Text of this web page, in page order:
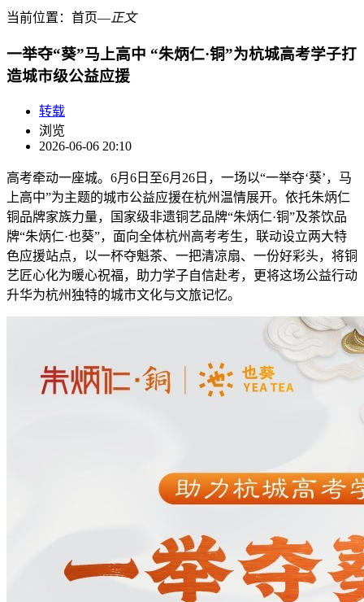
当前位置： 首页―正文
一举夺“葵”马上高中 “朱炳仁·铜”为杭城高考学子打
造城市级公益应援
转载
浏览
2026-06-06 20:10
高考牵动一座城。 6月6日至6月26日，一场以“一举夺‘葵’，马
上高中”为主题的城市公益应援在杭州温情展开。依托朱炳仁
铜品牌家族力量，国家级非遗铜艺品牌“朱炳仁·铜”及茶饮品
牌“朱炳仁·也葵”，面向全体杭州高考考生，联动设立两大特
色应援站点，以一杯夺魁茶、一把清凉扇、一份好彩头，将铜
艺匠心化为暖心祝福，助力学子自信赴考，更将这场公益行动
升华为杭州独特的城市文化与文旅记忆。